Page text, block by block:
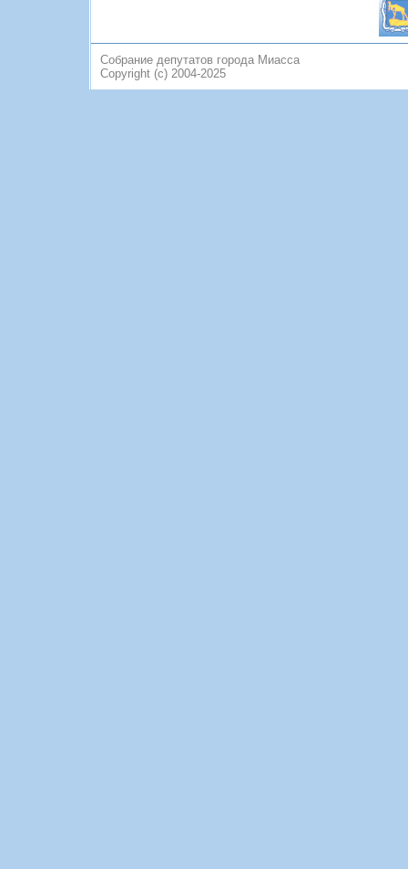
Собрание депутатов города Миасса
Copyright (c) 2004-2025